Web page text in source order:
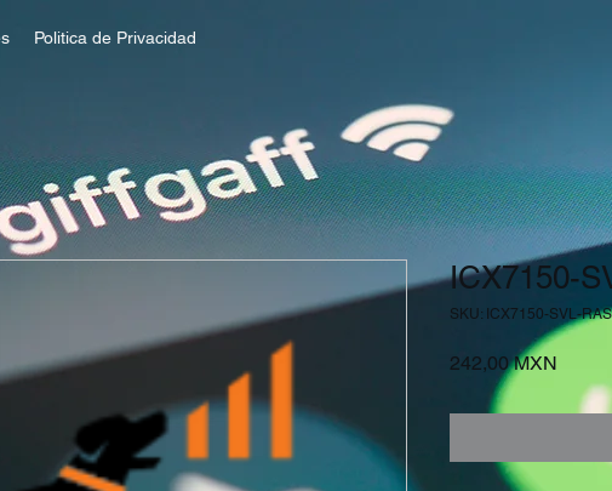
Politica de Privacidad
ICX7150-
SKU: ICX7150-SVL-
242,00 MXN